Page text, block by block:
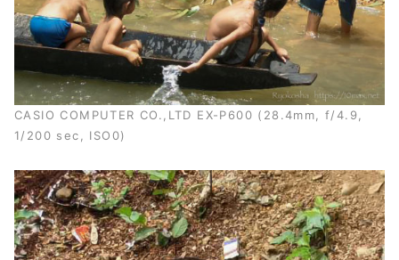
CASIO COMPUTER CO.,LTD EX-P600 (28.4mm, f/4.9,
1/200 sec, ISO0)